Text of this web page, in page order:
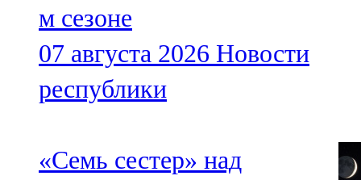
м сезоне
07 августа 2026 Новости
республики
«Семь сестер» над